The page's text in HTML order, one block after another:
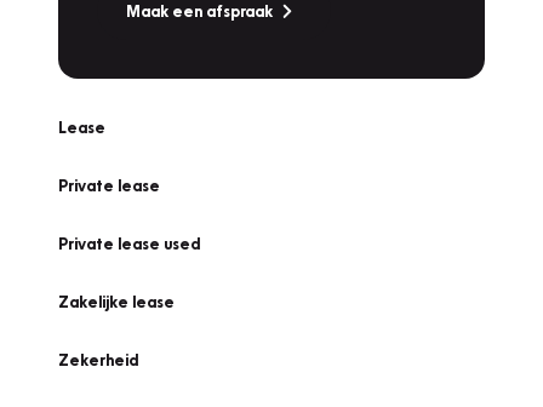
Maak een afspraak
Lease
Private lease
Private lease used
Zakelijke lease
Zekerheid